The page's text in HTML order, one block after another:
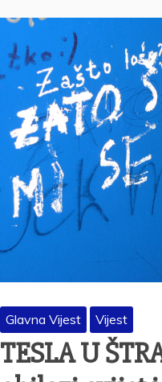
Glavna Vijest Vijest
TESLA U